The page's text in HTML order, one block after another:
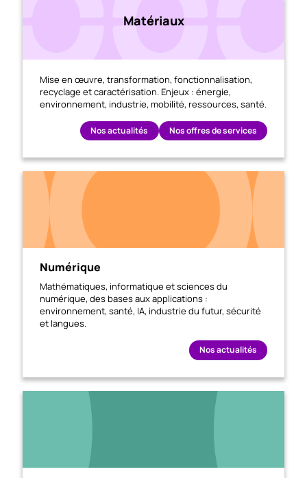
Matériaux
Mise en œuvre, transformation, fonctionnalisation,
recyclage et caractérisation. Enjeux : énergie,
environnement, industrie, mobilité, ressources, santé.
Nos actualités Nos offres de services
Numérique
Mathématiques, informatique et sciences du
numérique, des bases aux applications :
environnement, santé, IA, industrie du futur, sécurité
et langues.
Nos actualités